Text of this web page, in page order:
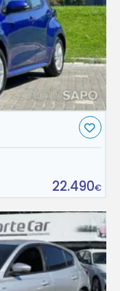
22.490€